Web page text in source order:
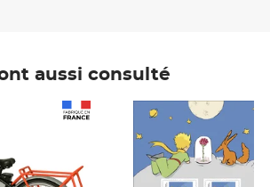
aussi consulté
Prix 7,50€